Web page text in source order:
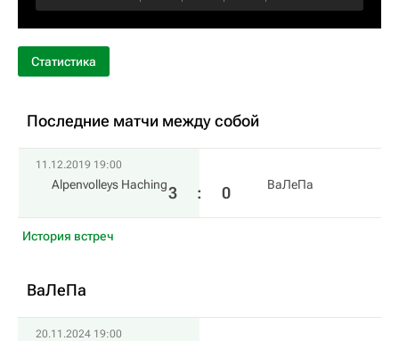
Статистика
Последние матчи между собой
11.12.2019 19:00
Alpenvolleys Haching3 : 0 ВаЛеПа
История встреч
ВаЛеПа
20.11.2024 19:00